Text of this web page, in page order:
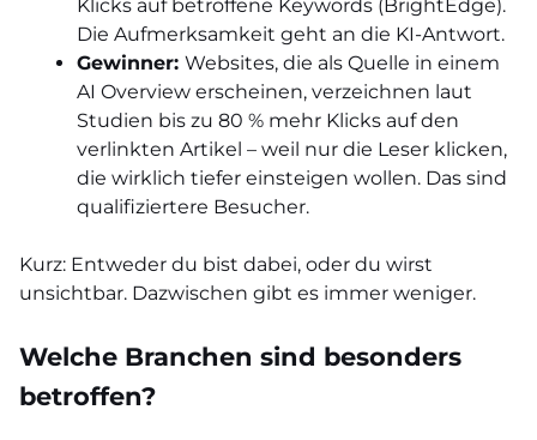
Klicks auf betroffene Keywords (BrightEdge).
Die Aufmerksamkeit geht an die KI-Antwort.
Gewinner: Websites, die als Quelle in einem
AI Overview erscheinen, verzeichnen laut
Studien bis zu 80 % mehr Klicks auf den
verlinkten Artikel – weil nur die Leser klicken,
die wirklich tiefer einsteigen wollen. Das sind
qualifiziertere Besucher.
Kurz: Entweder du bist dabei, oder du wirst
unsichtbar. Dazwischen gibt es immer weniger.
Welche Branchen sind besonders
betroffen?